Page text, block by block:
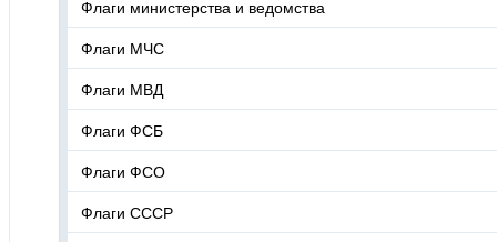
Флаги министерства и ведомства
Флаги МЧС
Флаги МВД
Флаги ФСБ
Флаги ФСО
Флаги СССР